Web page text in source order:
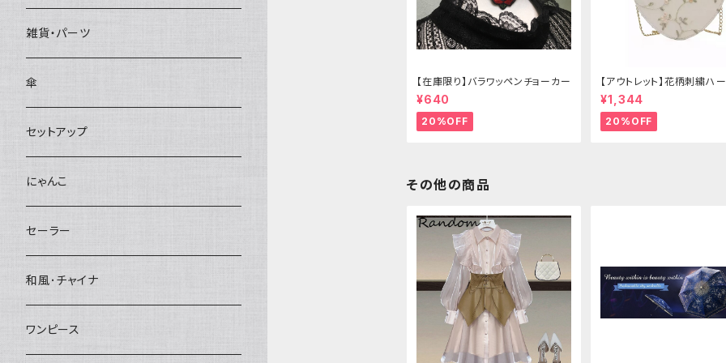
【在庫限り】バラワッペンチョーカー
¥640
20%OFF
【アウトレット】花柄刺繍ハ
グ
¥1,344
20%OFF
その他の商品
雑貨・パーツ
傘
セットアップ
にゃんこ
セーラー
和風･チャイナ
ワンピース